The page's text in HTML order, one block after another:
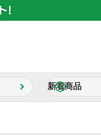
新着商品